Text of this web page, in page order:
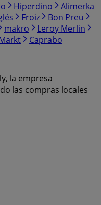
Hiperdino
Alimerka
Froiz
Bon Preu
makro
Leroy Merlin
Caprabo
la empresa
las compras locales